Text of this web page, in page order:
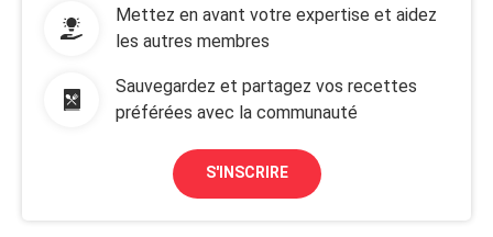
Mettez en avant votre expertise et aidez
les autres membres
Sauvegardez et partagez vos recettes
préférées avec la communauté
S'INSCRIRE